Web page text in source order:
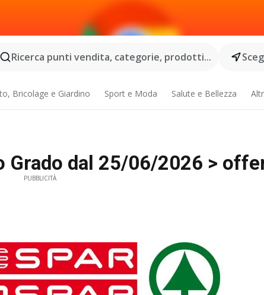
Ricerca punti vendita, categorie, prodotti...
Bricolage e Giardino Sport e Moda Salute e Bellezza
Grado dal 25/06/2026 >
PUBBLICITÀ